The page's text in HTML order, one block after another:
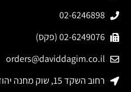
02-6246898
02-6249076 (פקס)
orders@daviddagim.co.il
רחוב השקד 15, שוק מחנה יהודה, ירושלים